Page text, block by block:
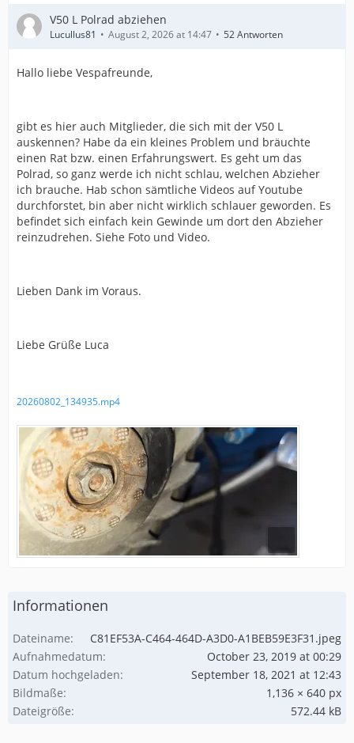
V50 L Polrad abziehen
Lucullus81 August 2, 2026 at 14:47 52 Antworten
Hallo liebe Vespafreunde,
gibt es hier auch Mitglieder, die sich mit der V50 L
auskennen? Habe da ein kleines Problem und bräuchte
einen Rat bzw. einen Erfahrungswert. Es geht um das
Polrad, so ganz werde ich nicht schlau, welchen Abzieher
ich brauche. Hab schon sämtliche Videos auf Youtube
durchforstet, bin aber nicht wirklich schlauer geworden. Es
befindet sich einfach kein Gewinde um dort den Abzieher
reinzudrehen. Siehe Foto und Video.
Lieben Dank im Voraus.
Liebe Grüße Luca
20260802_134935.mp4
Informationen
Dateiname
C81EF53A-C464-464D-A3D0-A1BEB59E3F31.jpeg
Aufnahmedatum
October 23, 2019 at 00:29
Datum hochgeladen
September 18, 2021 at 12:43
Bildmaße
1,136 × 640 px
Dateigröße
572.44 kB